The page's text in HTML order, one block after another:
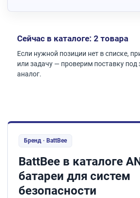
Сейчас в каталоге: 2 товара
Если нужной позиции нет в списке,
или задачу — проверим поставку под
аналог.
Бренд · BattBee
BattBee в каталоге
батареи для систем
безопасности